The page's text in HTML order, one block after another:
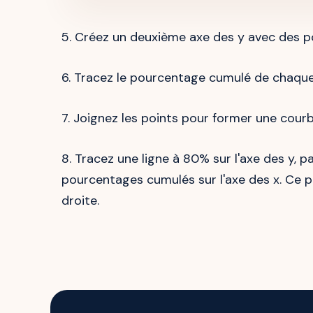
5. Créez un deuxième axe des y avec des
6. Tracez le pourcentage cumulé de
7. Joignez les points pour former une
8. Tracez une ligne à 80% sur l'axe des y,
pourcentages cumulés sur l'axe des x.
droite.